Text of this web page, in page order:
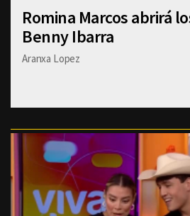
Romina Marcos abrirá
Benny Ibarra
Aranxa Lopez